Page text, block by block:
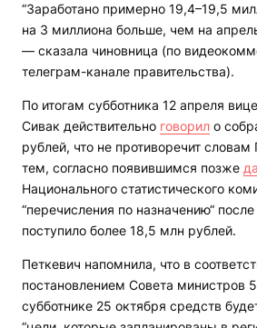
“Заработано примерно 19,4–19,5
на 3 миллиона больше, чем на
— сказала чиновница (по
телеграм-канале правительства).
По итогам субботника 12 апреля
Сивак действительно говорил о
рублей, что не противоречит
тем, согласно появившимся позже
Национального статистического
“перечисления по назначению“ после
поступило более 18,5 млн рублей.
Петкевич напомнила, что в
постановлением Совета министров
субботнике 25 октября средств